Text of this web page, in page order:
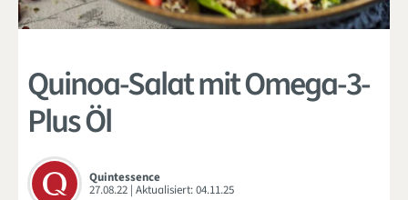
Quinoa-Salat mit Omega-3-
Plus Öl
Quintessence
27.08.22 | Aktualisiert:04.11.25